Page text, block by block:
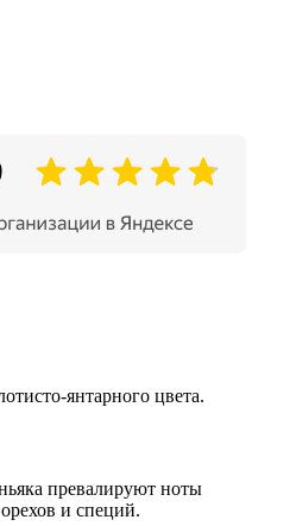
янтарного цвета.
превалируют ноты
и специй.